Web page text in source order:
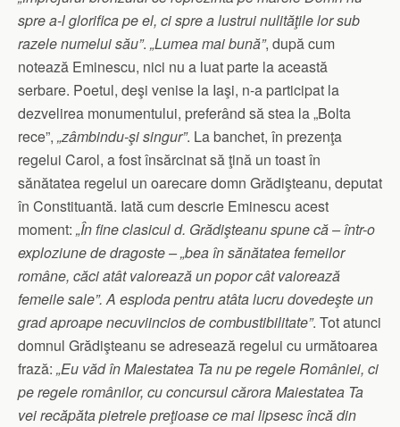
spre a-l glorifica pe el, ci spre a lustrui nulităţile lor sub
razele numelui său”. „Lumea mai bună”, după cum
notează Eminescu, nici nu a luat parte la această
serbare. Poetul, deşi venise la Iaşi, n-a participat la
dezvelirea monumentului, preferând să stea la „Bolta
rece”, „zâmbindu-şi singur”. La banchet, în prezenţa
regelui Carol, a fost însărcinat să ţină un toast în
sănătatea regelui un oarecare domn Grădişteanu, deputat
în Constituantă. Iată cum descrie Eminescu acest
moment: „În fine clasicul d. Grădişteanu spune că – într-o
exploziune de dragoste – „bea în sănătatea femeilor
române, căci atât valorează un popor cât valorează
femeile sale”. A esploda pentru atâta lucru dovedeşte un
grad aproape necuviincios de combustibilitate”. Tot atunci
domnul Grădişteanu se adresează regelui cu următoarea
frază: „Eu văd în Maiestatea Ta nu pe regele României, ci
pe regele românilor, cu concursul cărora Maiestatea Ta
vei recăpăta pietrele preţioase ce mai lipsesc încă din